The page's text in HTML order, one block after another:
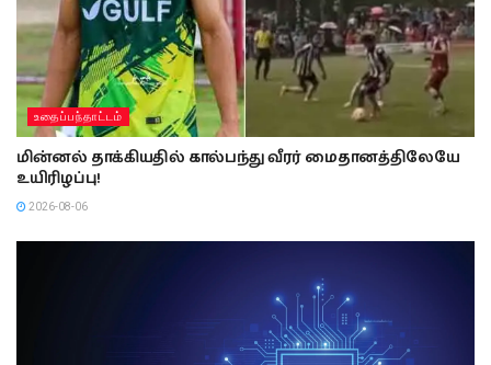
உதைப்பந்தாட்டம்
மின்னல் தாக்கியதில் கால்பந்து வீரர் மைதானத்திலேயே
உயிரிழப்பு!
2026-08-06